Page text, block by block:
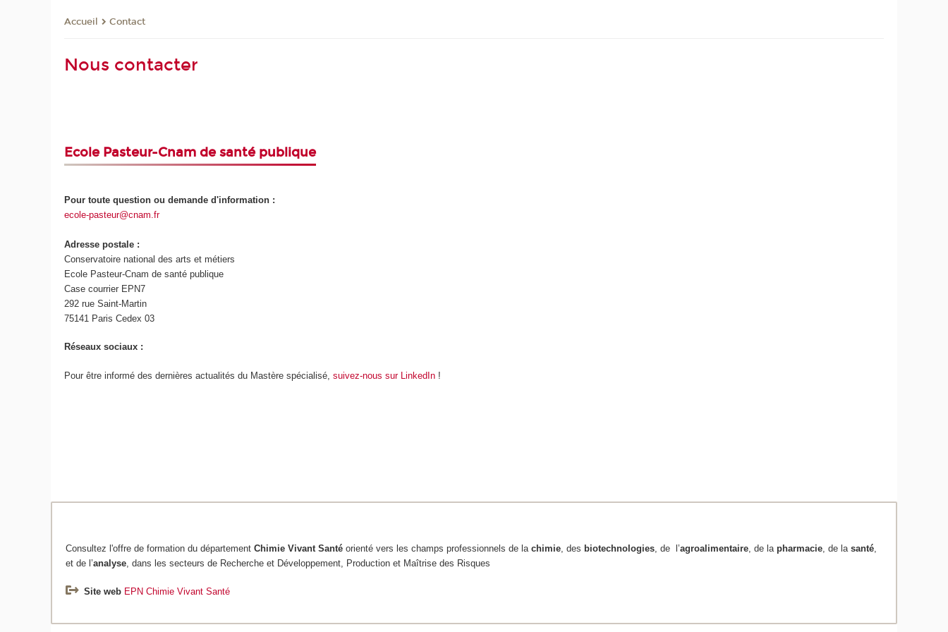
Accueil Contact
Nous contacter
Ecole Pasteur-Cnam de santé publique
Pour toute question ou demande d'information :
ecole-pasteur@cnam.fr
Adresse postale :
Conservatoire national des arts et métiers
Ecole Pasteur-Cnam de santé publique
Case courrier EPN7
292 rue Saint-Martin
75141 Paris Cedex 03
Réseaux sociaux :
Pour être informé des dernières actualités du Mastère spécialisé,suivez-nous sur LinkedIn !
Consultez l'offre de formation du département Chimie Vivant Santé orienté vers les champs professionnels de lachimie , des biotechnologies , de l’agroalimentaire , de lapharmacie , de lasanté
et de l’analyse , dans les secteurs de Recherche et Développement, Production et Maîtrise des Risques
Site web EPN Chimie Vivant Santé